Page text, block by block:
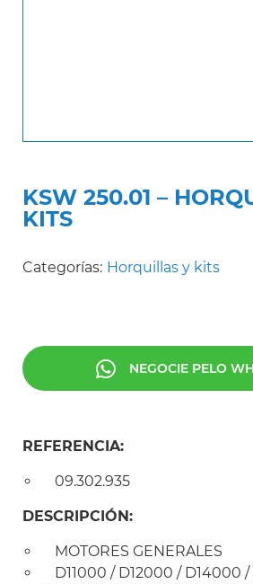
KSW 250.01 –
KITS
Categorías: Horquillas y kits
NEGOCIE PELO
REFERENCIA:
09.302.935
DESCRIPCIÓN:
MOTORES GENERALES
D11000 / D12000 / D14000